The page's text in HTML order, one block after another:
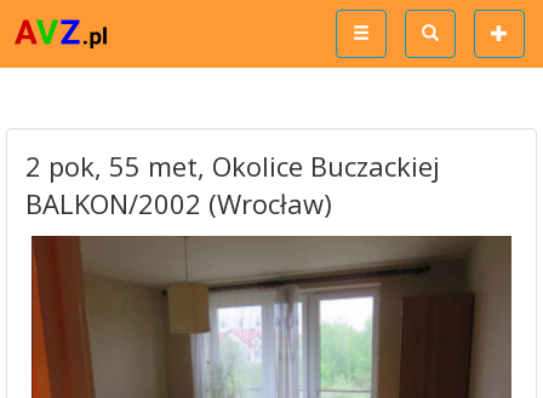
2 pok, 55 met, Okolice Buczackiej
BALKON/2002 (Wrocław)